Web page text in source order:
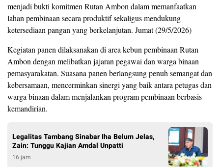
menjadi bukti komitmen Rutan Ambon dalam memanfaatkan
lahan pembinaan secara produktif sekaligus mendukung
ketersediaan pangan yang berkelanjutan. Jumat (29/5/2026)
Kegiatan panen dilaksanakan di area kebun pembinaan Rutan
Ambon dengan melibatkan jajaran pegawai dan warga binaan
pemasyarakatan. Suasana panen berlangsung penuh semangat dan
kebersamaan, mencerminkan sinergi yang baik antara petugas dan
warga binaan dalam menjalankan program pembinaan berbasis
kemandirian.
Legalitas Tambang Sinabar Iha Belum Jelas,
Zain: Tunggu Kajian Amdal Unpatti
16 jam